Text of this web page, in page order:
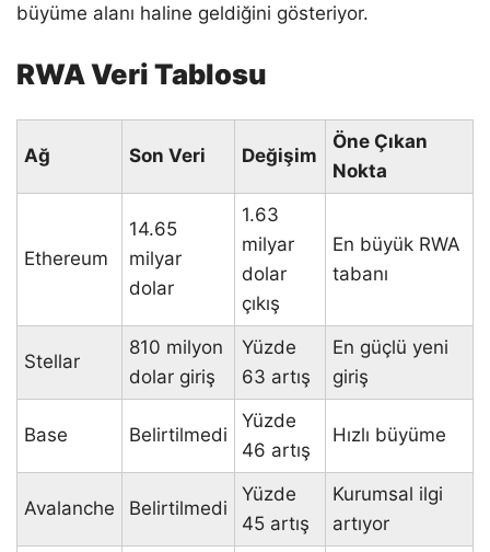
büyüme alanı haline geldiğini gösteriyor.
RWA Veri Tablosu
Ağ Son Veri Değişim
Öne Çıkan
Nokta
Ethereum
14.65
milyar
dolar
1.63
milyar
dolar
çıkış
En büyük RWA
tabanı
Stellar
810 milyon
dolar giriş
Yüzde
63 artış
En güçlü yeni
giriş
Base Belirtilmedi
Yüzde
46 artış
Hızlı büyüme
Avalanche Belirtilmedi
Yüzde
45 artış
Kurumsal ilgi
artıyor